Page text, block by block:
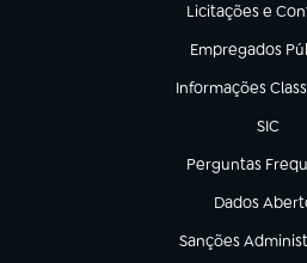
Licitações e
(abre em nova
Empregados
(abre em nova
Informações
(abre em nova
SIC
(abre
Perguntas
(abre em nova
Dados
(abre em
Sanções
(abre em nova